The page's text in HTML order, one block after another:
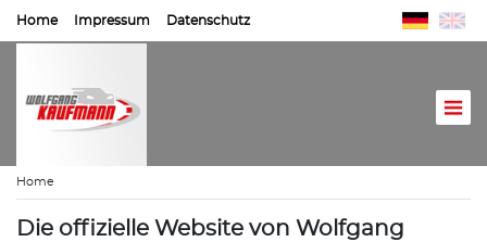
Home Impressum Datenschutz
Home
Die offizielle Website von Wolfgang